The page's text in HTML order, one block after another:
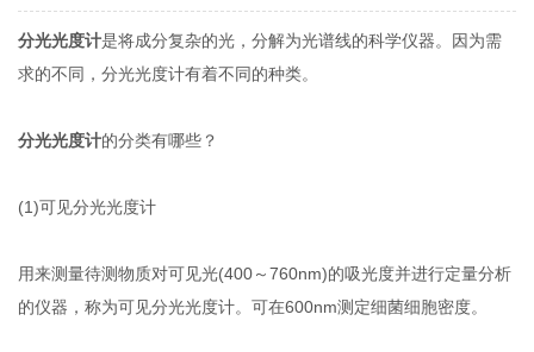
分光光度计是将成分复杂的光，分解为光谱线的科学仪器。因为需
求的不同，分光光度计有着不同的种类。
分光光度计的分类有哪些？
(1)可见分光光度计
用来测量待测物质对可见光(400～760nm)的吸光度并进行定量分析
的仪器，称为可见分光光度计。可在600nm测定细菌细胞密度。